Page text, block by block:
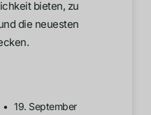
bieten, zu
die neuesten
19. September